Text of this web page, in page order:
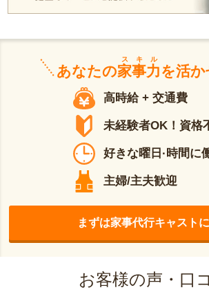
あなたの家事力
スキル
を活
高時給 + 交通費
未経験者OK！資格
好きな曜日·時間に
主婦/主夫歓迎
まずは家事代行キャスト
お客様の声・口